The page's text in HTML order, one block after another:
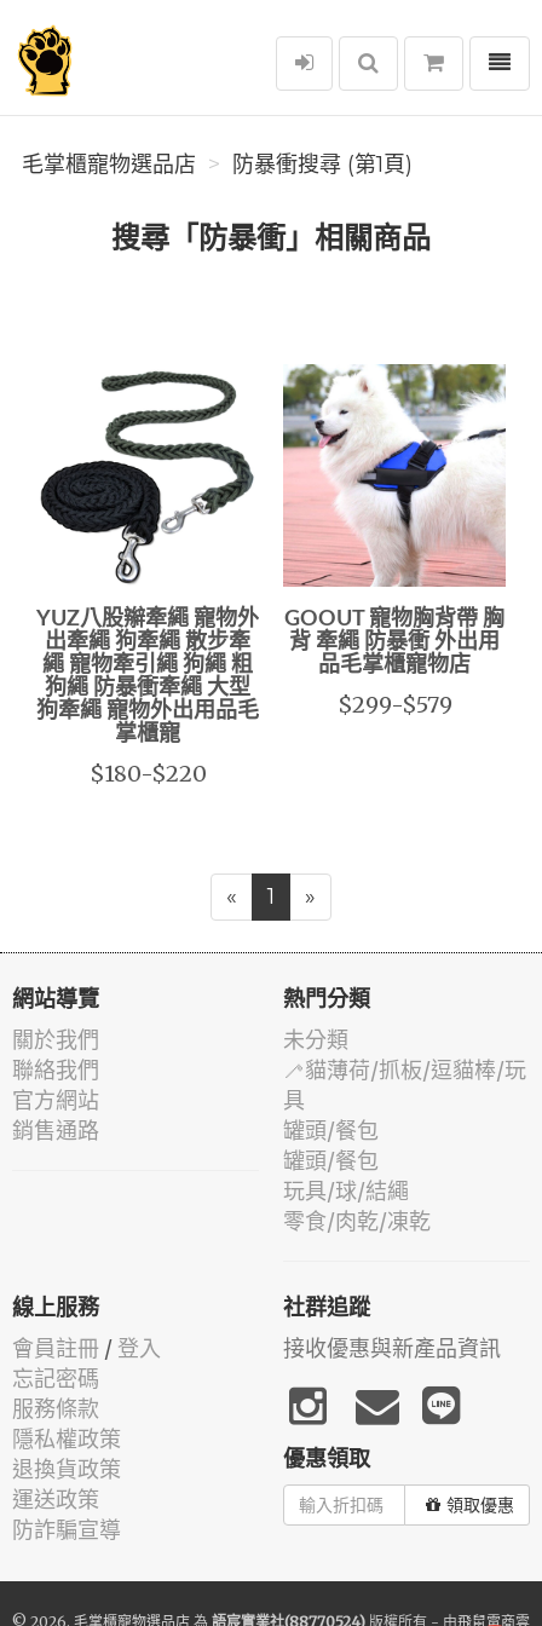
毛掌櫃寵物選品店
選單
毛掌櫃寵物選品店 防暴衝搜尋 (第1頁)
搜尋「防暴衝」相關商品
YUZ八股辮牽繩 寵物外
出牽繩 狗牽繩 散步牽
繩 寵物牽引繩 狗繩 粗
狗繩 防暴衝牽繩 大型
狗牽繩 寵物外出用品毛
掌櫃寵
$180-$220
GOOUT 寵物胸背帶 胸
背 牽繩 防暴衝 外出用
品毛掌櫃寵物店
$299-$579
« 1 »
網站導覽
關於我們
聯絡我們
官方網站
銷售通路
熱門分類
未分類
🦯貓薄荷/抓板/逗貓棒/玩
具
罐頭/餐包
罐頭/餐包
玩具/球/結繩
零食/肉乾/凍乾
線上服務
會員註冊 / 登入
忘記密碼
服務條款
隱私權政策
退換貨政策
運送政策
防詐騙宣導
社群追蹤
接收優惠與新產品資訊
優惠領取
領取優惠
© 2026. 毛掌櫃寵物選品店 為 語宸實業社(88770524) 版權所有 - 由飛鼠電商雲